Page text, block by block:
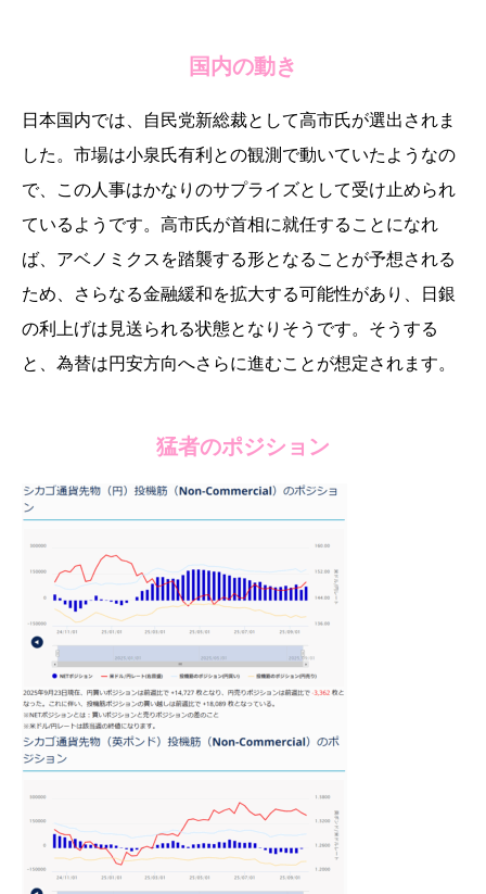
国内の動き
日本国内では、自民党新総裁として高市氏が選出されま
した。市場は小泉氏有利との観測で動いていたようなの
で、この人事はかなりのサプライズとして受け止められ
ているようです。高市氏が首相に就任することになれ
ば、アベノミクスを踏襲する形となることが予想される
ため、さらなる金融緩和を拡大する可能性があり、日銀
の利上げは見送られる状態となりそうです。そうする
と、為替は円安方向へさらに進むことが想定されます。
猛者のポジション
猛者のポジション